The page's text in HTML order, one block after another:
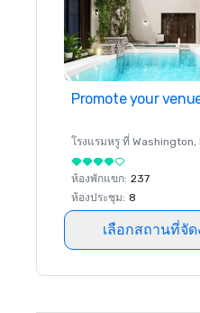
Promote your
โรงแรมหรู ที่ Washington,
ห้องพักแขก: 237
ห้องประชุม: 8
เลือกสถานที่จัด